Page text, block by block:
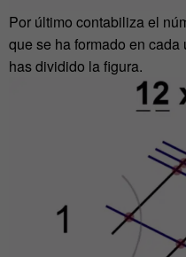
Por último contabiliza el
que se ha formado en
has dividido la figura.